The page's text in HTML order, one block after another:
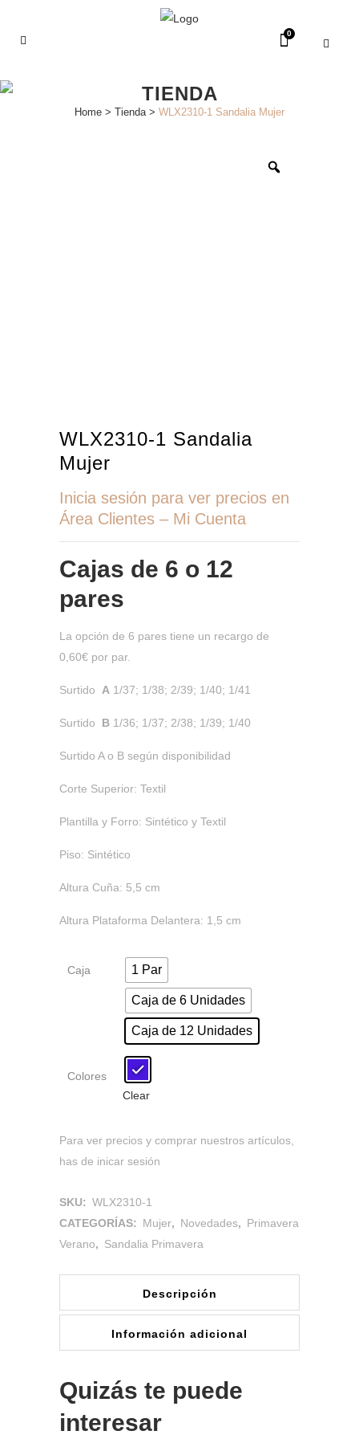
0
TIENDA
Home > Tienda> WLX2310-1 Sandalia Mujer
WLX2310-1 Sandalia
Mujer
Inicia sesión para ver precios en
Área Clientes – Mi Cuenta
Cajas de 6 o 12
pares
La opción de 6 pares tiene un recargo de
0,60€ por par.
Surtido A 1/37; 1/38; 2/39; 1/40; 1/41
Surtido B 1/36; 1/37; 2/38; 1/39; 1/40
Surtido A o B según disponibilidad
Corte Superior: Textil
Plantilla y Forro: Sintético y Textil
Piso: Sintético
Altura Cuña: 5,5 cm
Altura Plataforma Delantera: 1,5 cm
Caja 1 Par
Caja de 6 Unidades
Caja de 12 Unidades
Colores
Clear
Para ver precios y comprar nuestros artículos,
has de inicar sesión
SKU: WLX2310-1
CATEGORÍAS: Mujer, Novedades, Primavera
Verano, Sandalia Primavera
Descripción
Información adicional
Quizás te puede
interesar